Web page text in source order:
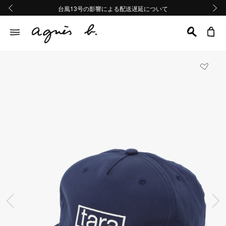
熊本地域地震の影響による配送遅延について
Summer Sale 2buy10%OFF!!
台風13号の影響による配送遅延について
熊本地域地震の影響による配送遅延について
Summer Sale 2buy10%OFF!!
前の画像